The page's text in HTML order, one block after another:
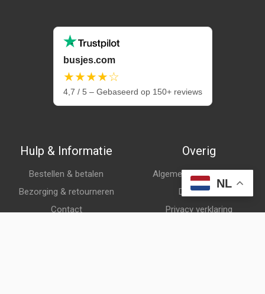
busjes.com
★★★★☆
4,7 / 5 – Gebaseerd op 150+ reviews
Hulp & Informatie
Bestellen & betalen
Bezorging & retourneren
Contact
Overig
Algemene voorwaarden
Disclaimer
Privacy verklaring
NL